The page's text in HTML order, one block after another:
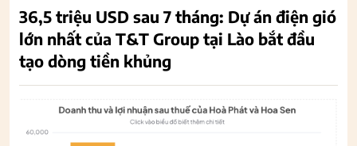
36,5 triệu USD sau 7 tháng: Dự án điện gió
lớn nhất của T&T Group tại Lào bắt đầu
tạo dòng tiền khủng